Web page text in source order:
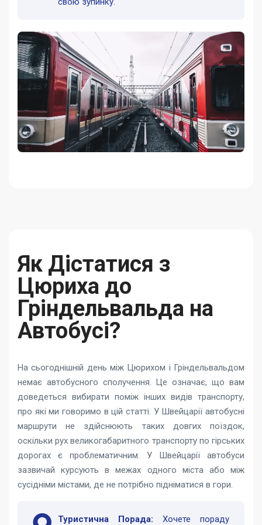
Як Дістатися з
Цюриха до
Гріндельвальда на
Автобусі?
На сьогоднішній день між Цюрихом і Гріндельвальдом
немає автобусного сполучення. Це означає, що вам
доведеться вибирати поміж інших видів транспорту,
про які ми говоримо в цій статті. У Швейцарії автобусні
маршрути не здійснюють таких довгих поїздок,
оскільки рух великогабаритного транспорту по гірських
дорогах є проблематичним. У Швейцарії автобуси
зазвичай курсують в межах одного міста або між
сусідніми містами, де не потрібно підніматися в гори.
Туристична Порада: Хочете пораду